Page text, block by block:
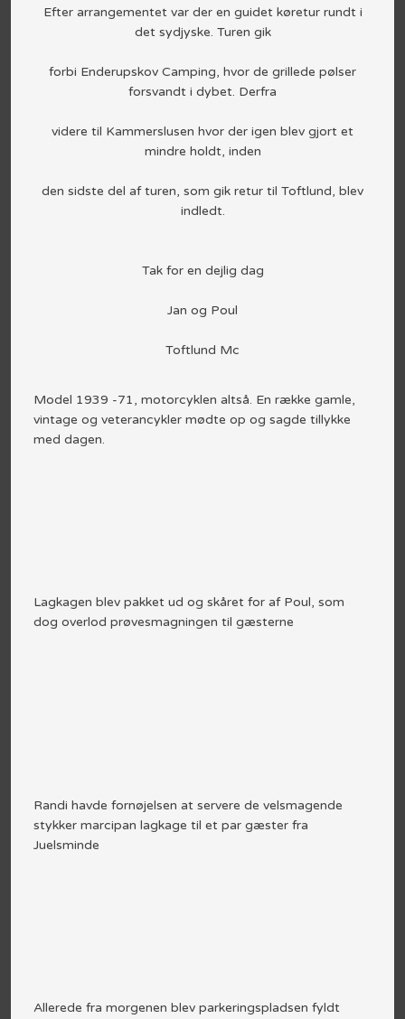
Efter arrangementet var der en guidet køretur rundt i
det sydjyske. Turen gik
forbi Enderupskov Camping, hvor de grillede pølser
forsvandt i dybet. Derfra
videre til Kammerslusen hvor der igen blev gjort et
mindre holdt, inden
den sidste del af turen, som gik retur til Toftlund, blev
indledt.
Tak for en dejlig dag
Jan og Poul
Toftlund Mc​
Model 1939 -71, motorcyklen altså. En række gamle,
vintage og veterancykler mødte op og sagde tillykke
med dagen.
Lagkagen blev pakket ud og skåret for af Poul, som
dog overlod prøvesmagningen til gæsterne​
Randi havde fornøjelsen at servere de velsmagende
stykker marcipan lagkage til et par gæster fra
Juelsminde​
Allerede fra morgenen blev parkeringspladsen fyldt